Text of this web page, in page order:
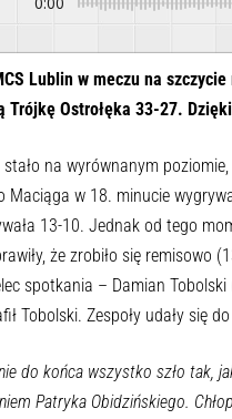
Lublin w meczu na
Trójkę Ostrołęka 33-27.
na wyrównanym
w 18. minucie
13-10. Jednak od tego
że zrobiło się remisowo
spotkania – Damian
Tobolski. Zespoły udały się
do końca wszystko szło tak,
Patryka Obidzińskiego.